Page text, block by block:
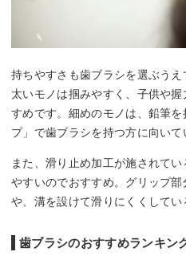
持ちやすさも歯ブラシを選ぶう
太いモノは掴みやすく、子供や
すめです。細めのモノは、鉛筆
プ」で歯ブラシを持つ方に向いて
また、滑り止め加工が施されて
やすいのでおすすめ。グリップ
や、溝を設けて滑りにくくしてい
歯ブラシのおすすめランキン